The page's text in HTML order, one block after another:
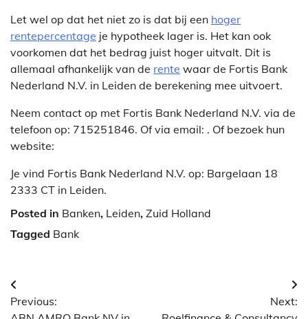
Let wel op dat het niet zo is dat bij een hoger
rentepercentage je hypotheek lager is. Het kan ook
voorkomen dat het bedrag juist hoger uitvalt. Dit is
allemaal afhankelijk van de rente waar de Fortis Bank
Nederland N.V. in Leiden de berekening mee uitvoert.
Neem contact op met Fortis Bank Nederland N.V. via de
telefoon op: 715251846. Of via email: . Of bezoek hun
website:
Je vind Fortis Bank Nederland N.V. op: Bargelaan 18
2333 CT in Leiden.
Posted in Banken, Leiden, Zuid Holland
Tagged Bank
Berichtnavigatie
Previous:
Next: